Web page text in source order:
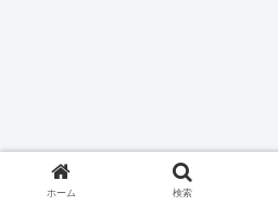
ホーム 検索